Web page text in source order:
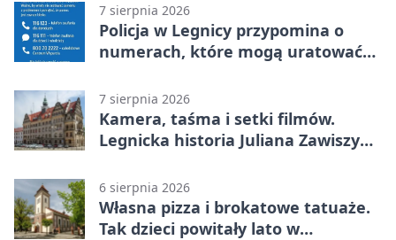
7 sierpnia 2026
Policja w Legnicy przypomina o
numerach, które mogą uratować
7 sierpnia 2026
Kamera, taśma i setki filmów.
Legnicka historia Juliana Zawiszy
6 sierpnia 2026
Własna pizza i brokatowe tatuaże.
Tak dzieci powitały lato w